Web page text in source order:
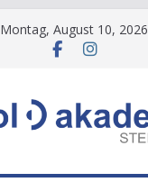
Montag, August 10, 2026